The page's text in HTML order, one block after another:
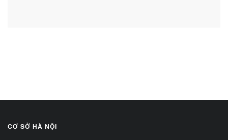
CƠ SỞ HÀ NỘI